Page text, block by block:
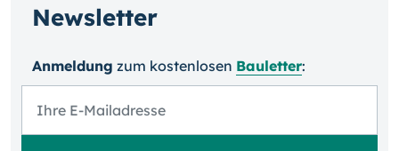
Newsletter
Anmeldung zum kosten­losen Bauletter: